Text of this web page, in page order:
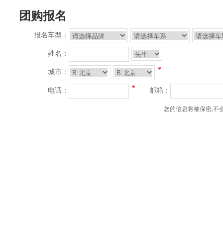
团购报名
报名车型：
姓名：
城市： *
电话： * 邮箱：
您的信息将被保密,不